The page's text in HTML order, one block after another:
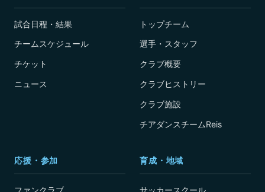
試合日程・結果
チームスケジュール
チケット
ニュース
トップチーム
選手・スタッフ
クラブ概要
クラブヒストリー
クラブ施設
チアダンスチームReis
応援・参加
ファンクラブ
育成・地域
サッカースクール